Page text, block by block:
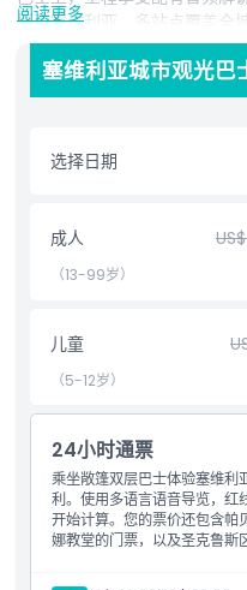
探索塞维利亚。多站点覆盖全
览塞维利亚的一切。塞维利
之一是，您可以自由安排一天
公园放松，还是发掘当地市
点，塞维利亚城市观光巴士随
利亚历史、文化与美丽的绝
亮点
儿童成人政策
营业时间
需要了解的事项
阅读更多
塞维利亚城市观光巴
选择日期
成人
（13-99岁）
儿童
（5-12岁）
24小时通票
乘坐敞篷双层巴士体验塞维利
利。使用多语言语音导览，
开始计算。您的票价还包含帕
娜教堂的门票，以及圣克鲁斯